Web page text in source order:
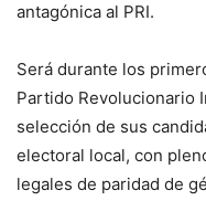
antagónica al PRI.
Será durante los
Partido Revolucionario
selección de sus
electoral local, con
legales de paridad de